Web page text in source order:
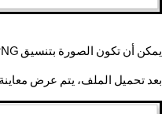
يمكن أن تكون الصورة بتنسيق GIF/ JPG/ PNG ويمكن أن يصل حجمها إلى 3 ميجابايت كحد أقصى.
بعد تحميل الملف، يتم عرض